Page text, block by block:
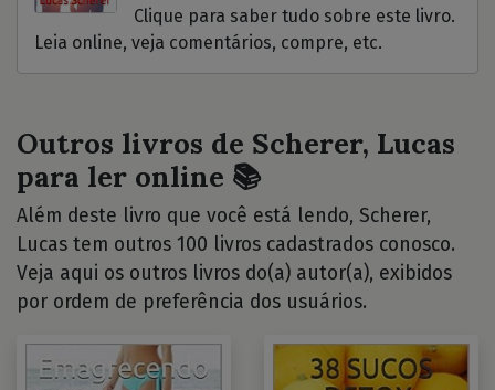
Clique para saber tudo sobre este livro.
Leia online, veja comentários, compre, etc.
Outros livros de Scherer, Lucas
para ler online 📚
Além deste livro que você está lendo, Scherer,
Lucas tem outros 100 livros cadastrados conosco.
Veja aqui os outros livros do(a) autor(a), exibidos
por ordem de preferência dos usuários.